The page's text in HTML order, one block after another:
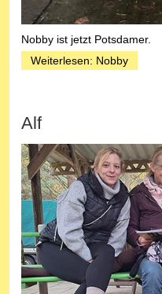
Nobby ist jetzt Potsdamer.
Weiterlesen: Nobby
Alf